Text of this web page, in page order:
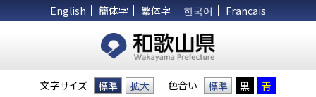
English 簡体字 繁体字 한국어 Francais
文字サイズ 標準 拡大 色合い 標準 黒 青